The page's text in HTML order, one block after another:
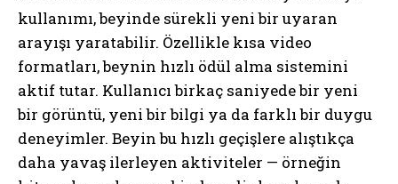
kullanımı, beyinde sürekli yeni bir uyaran
arayışı yaratabilir. Özellikle kısa video
formatları, beynin hızlı ödül alma sistemini
aktif tutar. Kullanıcı birkaç saniyede bir yeni
bir görüntü, yeni bir bilgi ya da farklı bir duygu
deneyimler. Beyin bu hızlı geçişlere alıştıkça
daha yavaş ilerleyen aktiviteler — örneğin